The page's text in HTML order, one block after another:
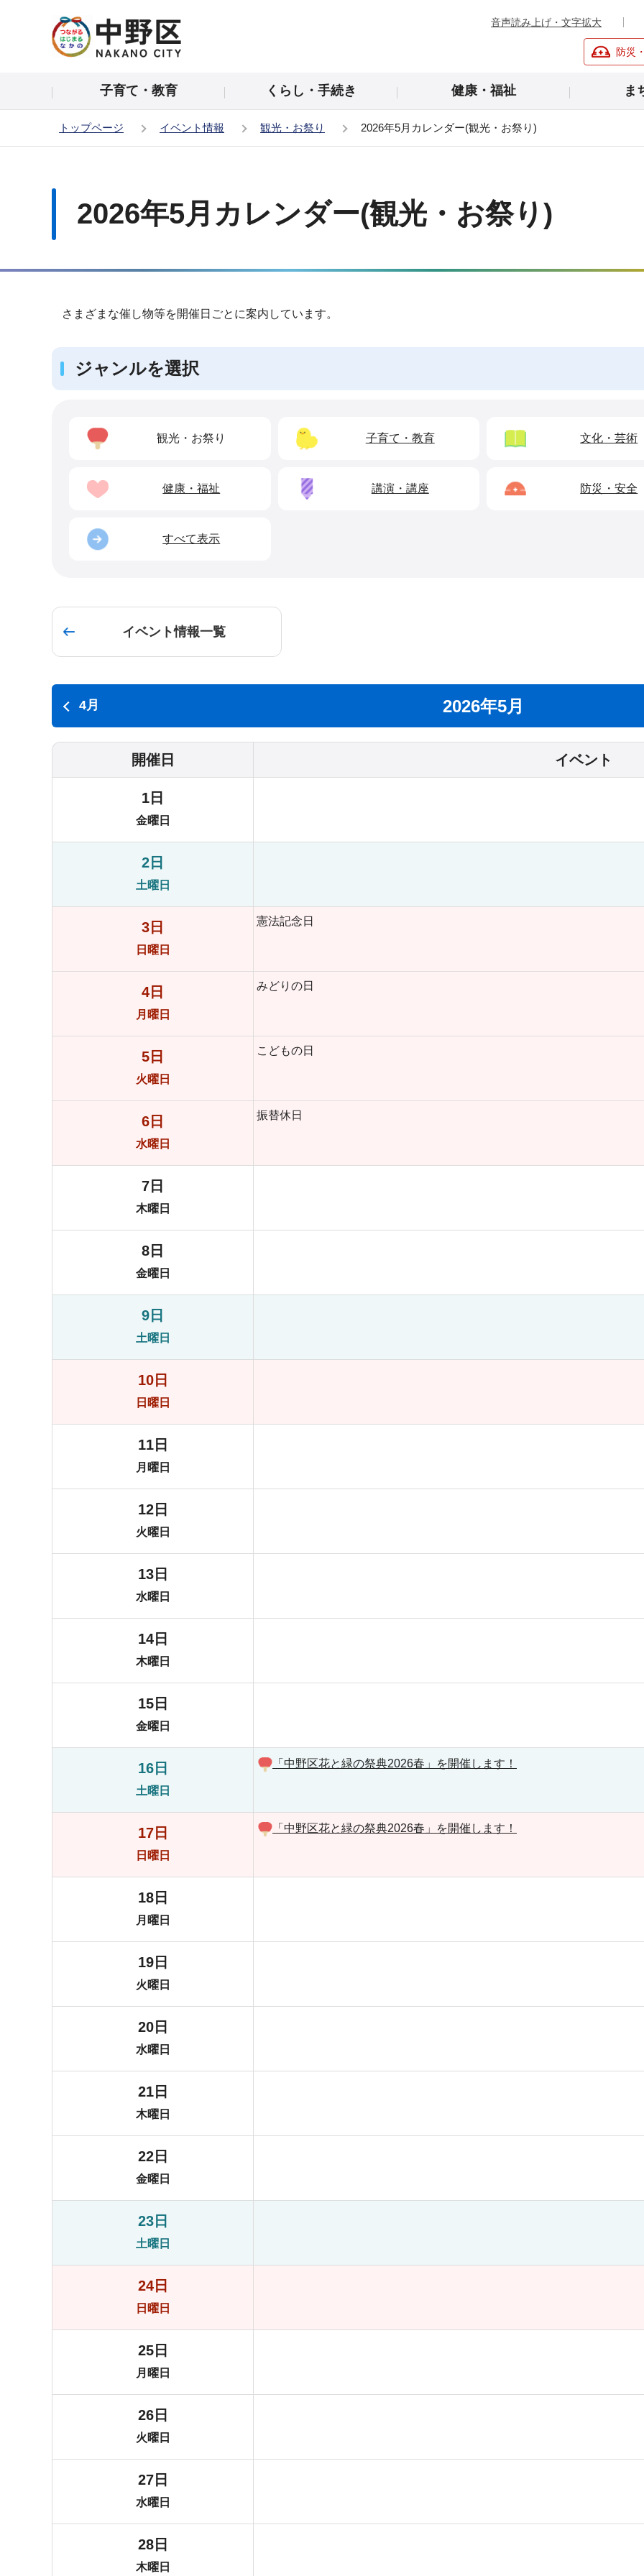
の
頭
音声読み上げ・文字拡大
防災
子育て・教育 くらし・手続き 健康・福祉 ま
トップページ イベント情報 観光・お祭り 2026年5月カレンダー(観光・お祭り)
2026年5月カレンダー(観光・お祭り)
さまざまな催し物等を開催日ごとに案内しています。
ジャンルを選択
観光・お祭り 子育て・教育 文化・芸術
健康・福祉 講演・講座 防災・安全
すべて表示
イベント情報一覧
4月 2026年5月
開催日 イベント
1日
金曜日
2日
土曜日
3日
日曜日
憲法記念日
4日
月曜日
みどりの日
5日
火曜日
こどもの日
6日
水曜日
振替休日
7日
木曜日
8日
金曜日
9日
土曜日
10日
日曜日
11日
月曜日
12日
火曜日
13日
水曜日
14日
木曜日
15日
金曜日
16日
土曜日
「中野区花と緑の祭典2026春」を開催します！
17日
日曜日
「中野区花と緑の祭典2026春」を開催します！
18日
月曜日
19日
火曜日
20日
水曜日
21日
木曜日
22日
金曜日
23日
土曜日
24日
日曜日
25日
月曜日
26日
火曜日
27日
水曜日
28日
木曜日